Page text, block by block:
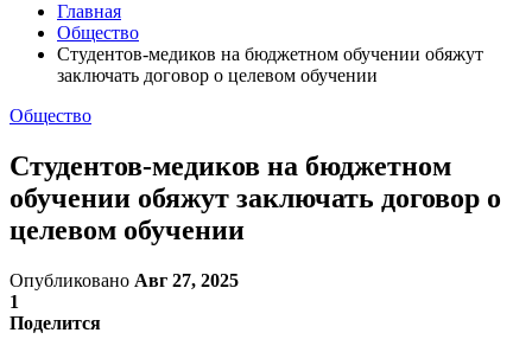
Главная
Общество
Студентов-медиков на бюджетном обучении обяжут
заключать договор о целевом обучении
Общество
Студентов-медиков на бюджетном
обучении обяжут заключать договор о
целевом обучении
Опубликовано Авг 27, 2025
1
Поделится